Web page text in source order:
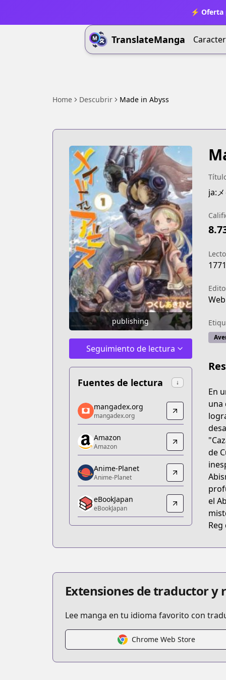
⚡
TranslateManga
Home Descubrir Made in Abyss
publishing
Seguimiento de lectura
Fuentes de lectura ↓
mangadex.org
mangadex.org
https://mangadex.org/title/80422e14-
Amazon
Amazon
https://www.amazon.co.jp/dp/
Anime-Planet
Anime-Planet
https://www.anime-planet.com/
eBookJapan
eBookJapan
Official Raw
https://
Kitsu
Kitsu
https://kitsu.app/manga/38449
CDJapan
https://www.anime-planet.com/
mangadex.org
mangadex.org
Amazon
Amazon
Anime-Planet
Anime-Planet
eBookJapan
eBookJapan
ja:
En
una
de
el
Extensiones de traductor y
Lee manga en tu idioma favorito con
Chrome Web Store